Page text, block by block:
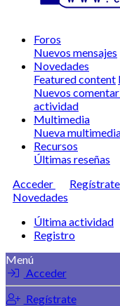
Foros
Nuevos mensajes
Novedades
Featured content
Nuevos
actividad
Multimedia
Nueva
Recursos
Últimas reseñas
Acceder
Regístrate
Novedades
Última actividad
Registro
Menú
Acceder
Regístrate